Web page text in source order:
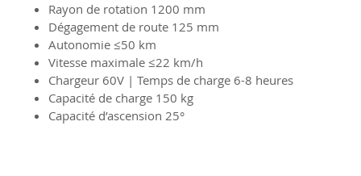
Rayon de rotation 1200 mm
Dégagement de route 125 mm
Autonomie ≤50 km
Vitesse maximale ≤22 km/h
Chargeur 60V | Temps de charge 6-8 heures
Capacité de charge 150 kg
Capacité d’ascension 25°